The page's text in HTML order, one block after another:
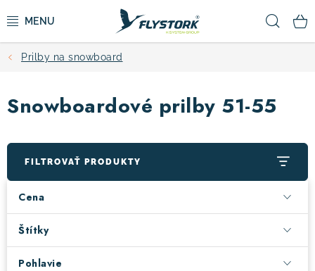
na
CYKLISTIKA
ZIMNÉ ŠPORTY
KOLOBEŽKY
OBLEČENIE A TOPÁNKY
CAMPING
Prilby na snowboard
Snowboardové prilby 51-55
FILTROVAŤ PRODUKTY
Cena
Štítky
Pohlavie